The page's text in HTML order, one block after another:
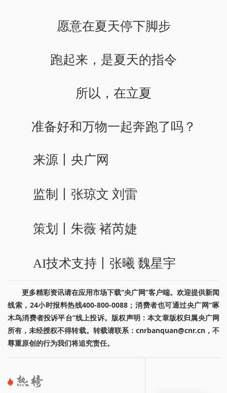
愿意在夏天停下脚步
跑起来，是夏天的指令
所以，在立夏
准备好和万物一起奔跑了吗？
来源丨央广网
监制丨张琼文 刘雷
策划丨朱薇 褚芮婕
AI技术支持丨张曦 魏星宇
更多精彩资讯请在应用市场下载“央广网”客户端。欢迎提供新闻
线索，24小时报料热线400-800-0088；消费者也可通过央广网“啄
木鸟消费者投诉平台”线上投诉。版权声明：本文章版权归属央广网
所有，未经授权不得转载。转载请联系：cnrbanquan@cnr.cn，不
尊重原创的行为我们将追究责任。